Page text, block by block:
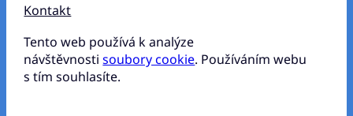
Kontakt
Tento web používá k analýze
návštěvnostisoubory cookie. Používáním webu
s tím souhlasíte.